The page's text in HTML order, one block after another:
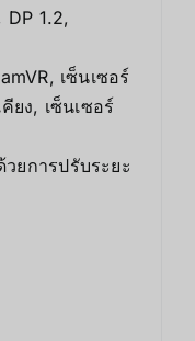
DP 1.2,
เซ็นเซอร์
ยง, เซ็นเซอร์
ยการปรับระยะ